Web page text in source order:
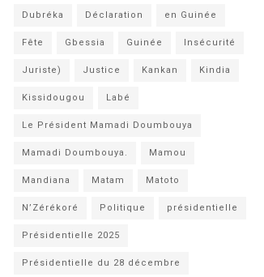
Dubréka Déclaration en Guinée
Fête Gbessia Guinée Insécurité
Juriste) Justice Kankan Kindia
Kissidougou Labé
Le Président Mamadi Doumbouya
Mamadi Doumbouya. Mamou
Mandiana Matam Matoto
N’Zérékoré Politique présidentielle
Présidentielle 2025
Présidentielle du 28 décembre